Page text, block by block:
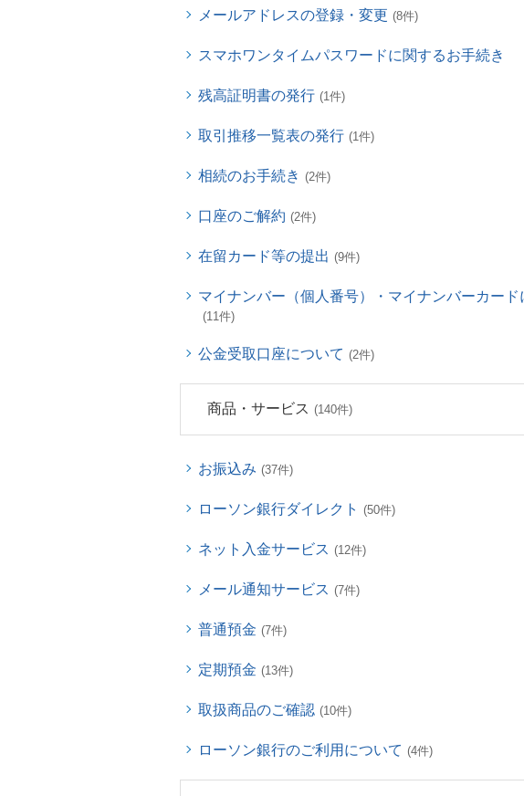
メールアドレスの登録・変更 (8件)
スマホワンタイムパスワードに関するお手続き
残高証明書の発行 (1件)
取引推移一覧表の発行 (1件)
相続のお手続き (2件)
口座のご解約 (2件)
在留カード等の提出 (9件)
マイナンバー（個人番号）・マイナンバーカード
(11件)
公金受取口座について (2件)
商品・サービス (140件)
お振込み (37件)
ローソン銀行ダイレクト (50件)
ネット入金サービス (12件)
メール通知サービス (7件)
普通預金 (7件)
定期預金 (13件)
取扱商品のご確認 (10件)
ローソン銀行のご利用について (4件)